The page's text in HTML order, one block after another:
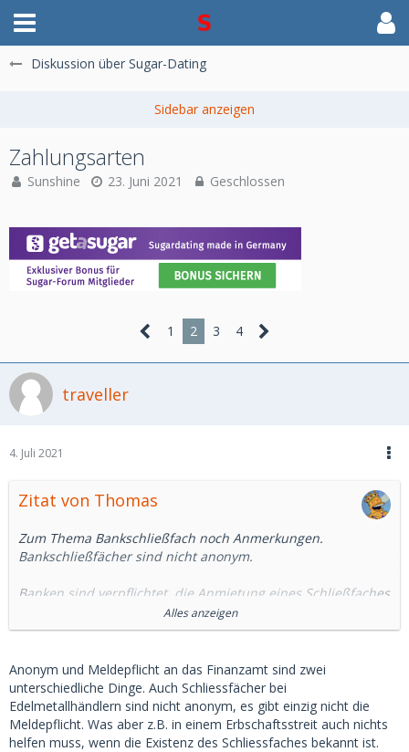
Diskussion über Sugar-Dating
Zahlungsarten
Sunshine 23. Juni 2021 Geschlossen
1 2 3 4
traveller
4. Juli 2021
Zitat von Thomas
Zum Thema Bankschließfach noch Anmerkungen.
Bankschließfächer sind nicht anonym.
Banken sind verpflichtet, die Anmietung eines Schließfaches
dem Finanzamt zu melden.
unabhängiges, wie sie beispielsweise große Goldhändler
anbieten. Die Schließfachgebühr kann teilweise auch bar
bezahlt werden. Gehört das Schließfach nicht einer Bank,
besteht auch keine Meldepflicht an das Finanzamt. Tipps
per PN.
Alles anzeigen
Anonym und Meldepflicht an das Finanzamt sind zwei
unterschiedliche Dinge. Auch Schliessfächer bei
Edelmetallhändlern sind nicht anonym, es gibt einzig nicht die
Meldepflicht. Was aber z.B. in einem Erbschaftsstreit auch nichts
helfen muss, wenn die Existenz des Schliessfaches bekannt ist.